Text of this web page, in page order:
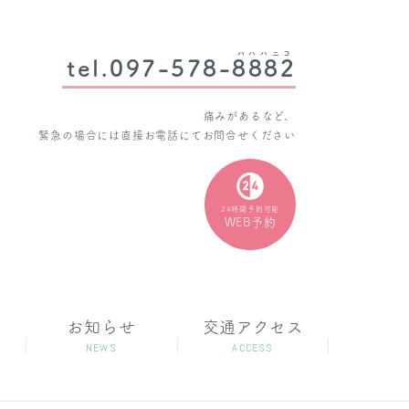
tel.097-578-8882
ハハハニコ
痛みがあるなど、
緊急の場合には直接お電話にてお問合せください
24時間予約可能
WEB予約
お知らせ
NEWS
交通アクセス
ACCESS